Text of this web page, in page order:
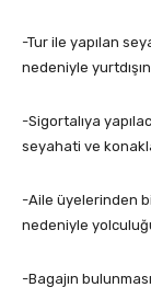
-Tur ile yapılan
nedeniyle
-Sigortalıya
seyahati ve
-Aile üyelerinden
nedeniyle
-Bagajın